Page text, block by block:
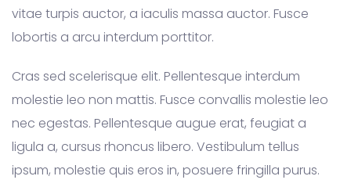
vitae turpis auctor, a iaculis massa auctor. Fusce
lobortis a arcu interdum porttitor.
Cras sed scelerisque elit. Pellentesque interdum
molestie leo non mattis. Fusce convallis molestie leo
nec egestas. Pellentesque augue erat, feugiat a
ligula a, cursus rhoncus libero. Vestibulum tellus
ipsum, molestie quis eros in, posuere fringilla purus.